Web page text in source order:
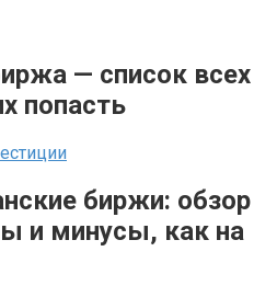
— список всех
попасть
биржи: обзор
и минусы, как на